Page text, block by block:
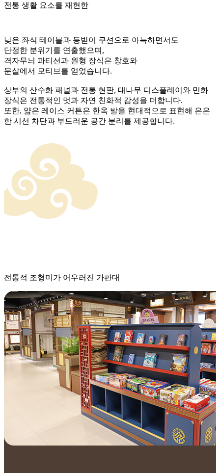
전통 생활 요소를 재현한
낮은 좌식 테이블과 등받이 쿠션으로 아늑하면서도
단정한 분위기를 연출했으며,
격자무늬 파티션과 원형 장식은 창호와
문살에서 모티브를 얻었습니다.
상부의 산수화 패널과 전통 현판, 대나무 디스플레이와 민화
장식은 전통적인 멋과 자연 친화적 감성을 더합니다.
또한, 얇은 레이스 커튼은 한옥 발을 현대적으로 표현해 은은
한 시선 차단과 부드러운 공간 분리를 제공합니다.
전통적 조형미가 어우러진 가판대